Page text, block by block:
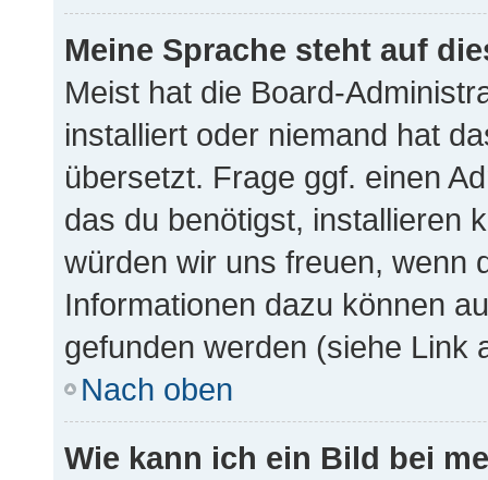
Meine Sprache steht auf
Meist hat die Board-
installiert oder niemand hat
übersetzt. Frage ggf. einen
das du benötigst, installieren
würden wir uns freuen, wenn
Informationen dazu können
gefunden werden (siehe Link
Nach oben
Wie kann ich ein Bild bei